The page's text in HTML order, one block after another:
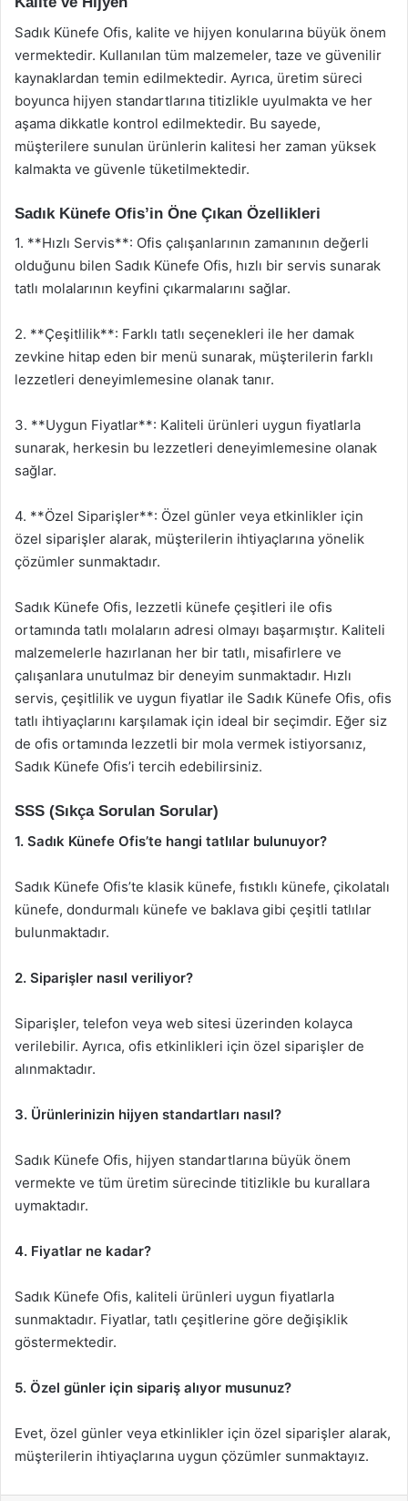
Sadık Künefe Ofis, kalite ve hijyen konularına büyük önem
vermektedir. Kullanılan tüm malzemeler, taze ve güvenilir
kaynaklardan temin edilmektedir. Ayrıca, üretim süreci
boyunca hijyen standartlarına titizlikle uyulmakta ve her
aşama dikkatle kontrol edilmektedir. Bu sayede,
müşterilere sunulan ürünlerin kalitesi her zaman yüksek
kalmakta ve güvenle tüketilmektedir.
Sadık Künefe Ofis’in Öne Çıkan Özellikleri
1. **Hızlı Servis**: Ofis çalışanlarının zamanının değerli
olduğunu bilen Sadık Künefe Ofis, hızlı bir servis sunarak
tatlı molalarının keyfini çıkarmalarını sağlar.
2. **Çeşitlilik**: Farklı tatlı seçenekleri ile her damak
zevkine hitap eden bir menü sunarak, müşterilerin farklı
lezzetleri deneyimlemesine olanak tanır.
3. **Uygun Fiyatlar**: Kaliteli ürünleri uygun fiyatlarla
sunarak, herkesin bu lezzetleri deneyimlemesine olanak
sağlar.
4. **Özel Siparişler**: Özel günler veya etkinlikler için
özel siparişler alarak, müşterilerin ihtiyaçlarına yönelik
çözümler sunmaktadır.
Sadık Künefe Ofis, lezzetli künefe çeşitleri ile ofis
ortamında tatlı molaların adresi olmayı başarmıştır. Kaliteli
malzemelerle hazırlanan her bir tatlı, misafirlere ve
çalışanlara unutulmaz bir deneyim sunmaktadır. Hızlı
servis, çeşitlilik ve uygun fiyatlar ile Sadık Künefe Ofis, ofis
tatlı ihtiyaçlarını karşılamak için ideal bir seçimdir. Eğer siz
de ofis ortamında lezzetli bir mola vermek istiyorsanız,
Sadık Künefe Ofis’i tercih edebilirsiniz.
SSS (Sıkça Sorulan Sorular)
1. Sadık Künefe Ofis’te hangi tatlılar bulunuyor?
Sadık Künefe Ofis’te klasik künefe, fıstıklı künefe, çikolatalı
künefe, dondurmalı künefe ve baklava gibi çeşitli tatlılar
bulunmaktadır.
2. Siparişler nasıl veriliyor?
Siparişler, telefon veya web sitesi üzerinden kolayca
verilebilir. Ayrıca, ofis etkinlikleri için özel siparişler de
alınmaktadır.
3. Ürünlerinizin hijyen standartları nasıl?
Sadık Künefe Ofis, hijyen standartlarına büyük önem
vermekte ve tüm üretim sürecinde titizlikle bu kurallara
uymaktadır.
4. Fiyatlar ne kadar?
Sadık Künefe Ofis, kaliteli ürünleri uygun fiyatlarla
sunmaktadır. Fiyatlar, tatlı çeşitlerine göre değişiklik
göstermektedir.
5. Özel günler için sipariş alıyor musunuz?
Evet, özel günler veya etkinlikler için özel siparişler alarak,
müşterilerin ihtiyaçlarına uygun çözümler sunmaktayız.